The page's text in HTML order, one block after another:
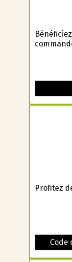
Profitez
Code